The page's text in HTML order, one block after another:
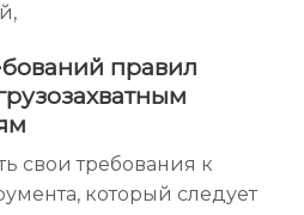
правил
свои требования к
который следует